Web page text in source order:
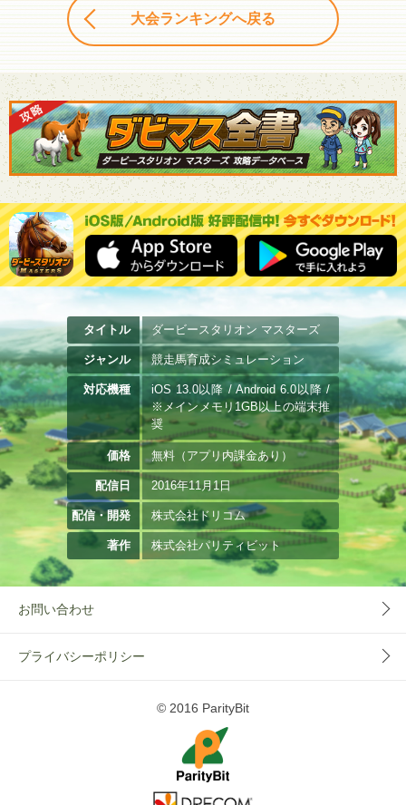
大会ランキングへ戻る
タイトル ダービースタリオン マスターズ
ジャンル 競走馬育成シミュレーション
対応機種
iOS 13.0以降 / Android 6.0以降 /
※メインメモリ1GB以上の端末推
奨
価格 無料（アプリ内課金あり）
配信日 2016年11月1日
配信・開発 株式会社ドリコム
著作 株式会社パリティビット
お問い合わせ
プライバシーポリシー
© 2016 ParityBit